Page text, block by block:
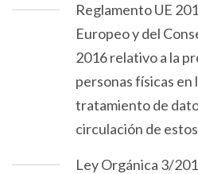
Reglamento UE
Europeo y del
2016 relativo a la
personas físicas en
tratamiento de
circulación de
Ley Orgánica 3/